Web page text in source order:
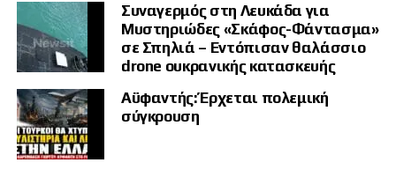
Συναγερμός στη Λευκάδα για
Μυστηριώδες «Σκάφος-Φάντασμα»
σε Σπηλιά – Εντόπισαν θαλάσσιο
drone ουκρανικής κατασκευής
Αϋφαντής: Έρχεται πολεμική
σύγκρουση